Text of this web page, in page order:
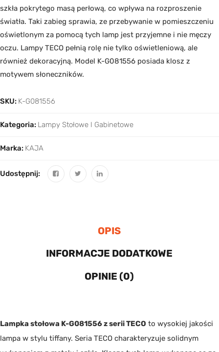
szkła pokrytego masą perłową, co wpływa na rozproszenie
światła. Taki zabieg sprawia, ze przebywanie w pomieszczeniu
oświetlonym za pomocą tych lamp jest przyjemne i nie męczy
oczu. Lampy TECO pełnią rolę nie tylko oświetleniową, ale
również dekoracyjną. Model K-G081556 posiada klosz z
motywem słoneczników.
SKU: K-G081556
Kategoria: Lampy Stołowe I Gabinetowe
Marka: KAJA
Udostępnij:
OPIS
INFORMACJE DODATKOWE
OPINIE (0)
Lampka stołowa K-G081556 z serii TECO to wysokiej jakości
lampa w stylu tiffany. Seria TECO charakteryzuje solidnym